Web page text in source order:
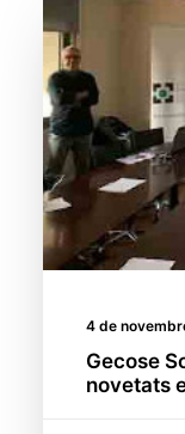
4 de
Gecose
novetats